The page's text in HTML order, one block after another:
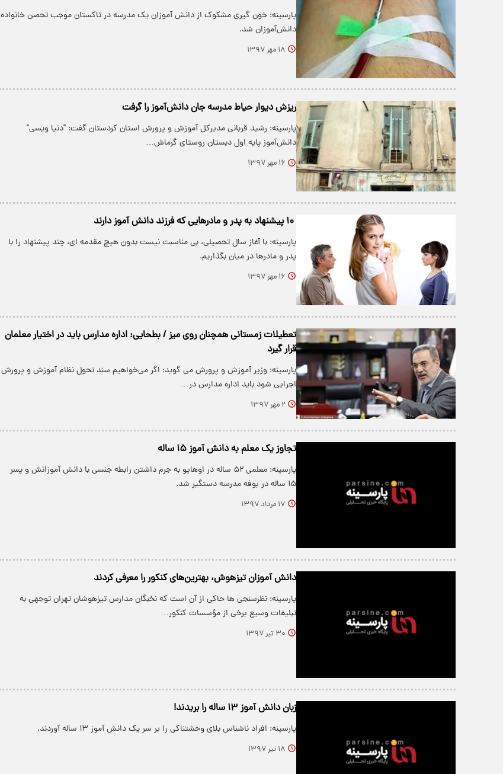
پارسینه: خون گیری مشکوک از دانش آموزان یک مدرسه در تاکستان موجب تحصن خانواده
دانش‌آموزان شد.
۱۸ مهر ۱۳۹۷
ریزش دیوار حیاط مدرسه جان دانش‌آموز را گرفت
پارسینه: رشید قربانی مدیرکل آموزش و پرورش استان کردستان گفت: "دنیا ویسی"
دانش‌آموز پایه اول دبستان روستای گرماش…
۱۶ مهر ۱۳۹۷
۱۰ پیشنهاد به پدر و مادر‌هایی که فرزند دانش آموز دارند
پارسینه: با آغاز سال تحصیلی، بی مناسبت نیست بدون هیچ مقدمه ای، چند پیشنهاد را با
پدر و مادر‌ها در میان بگذاریم.
۱۶ مهر ۱۳۹۷
تعطیلات زمستانی همچنان روی میز / بطحایی: اداره مدارس باید در اختیار معلمان
قرار گیرد
پارسینه: وزیر آموزش و پرورش می گوید: اگر می‌خواهیم سند تحول نظام آموزش و پرورش
اجرایی شود باید اداره مدارس در…
۲ مهر ۱۳۹۷
تجاوز یک معلم به دانش آموز ۱۵ ساله
پارسینه: معلمی ۵۲ ساله در اوهایو به جرم داشتن رابطه جنسی با دانش آموزانش و پسر
۱۵ ساله در بوفه مدرسه دستگیر شد.
۱۷ مرداد ۱۳۹۷
دانش آموزان تیزهوش، بهترین‌های کنکور را معرفی کردند
پارسینه: نظرسنجی ها حاکی از آن است که نخبگان مدارس تیزهوشان تهران توجهی به
تبلیغات وسیع برخی از مؤسسات کنکور…
۳۰ تیر ۱۳۹۷
زبان دانش آموز ۱۳ ساله را بریدند!
پارسینه: افراد ناشناس بلای وحشتناکی را بر سر یک دانش آموز ۱۳ ساله آوردند.
۱۸ تیر ۱۳۹۷